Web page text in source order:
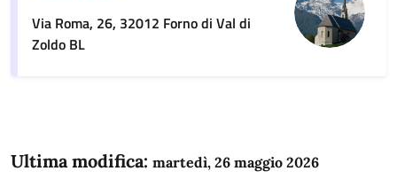
Via Roma, 26, 32012 Forno di Val di
Zoldo BL
Ultima modifica: martedì, 26 maggio 2026